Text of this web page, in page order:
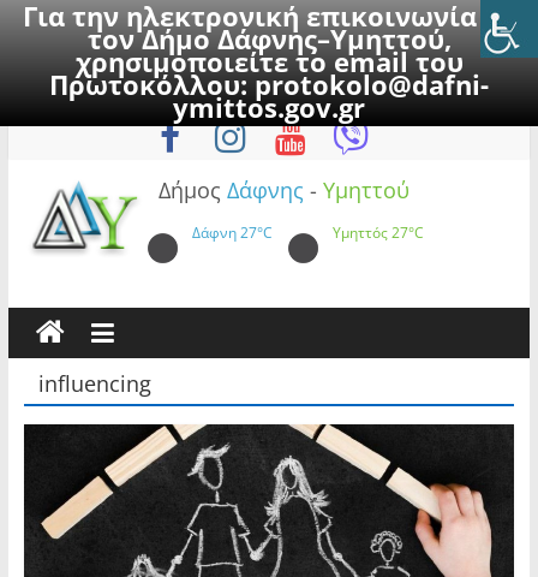
Για την ηλεκτρονική επικοινωνία με
τον Δήμο Δάφνης–Υμηττού,
χρησιμοποιείτε το email του
Πρωτοκόλλου:protokolo@dafni-
ymittos.gov.gr
to
Παρασκευή, 7 Αυγούστου 2026
Δήμος Δάφνης - Υμηττού
Δάφνη27°C Υμηττός27°C
influencing